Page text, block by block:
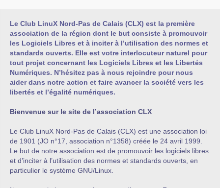
Le Club LinuX Nord-Pas de Calais (CLX) est la première
association de la région dont le but consiste à promouvoir
les Logiciels Libres et à inciter à l’utilisation des normes et
standards ouverts. Elle est votre interlocuteur naturel pour
tout projet concernant les Logiciels Libres et les Libertés
Numériques. N’hésitez pas à nous rejoindre pour nous
aider dans notre action et faire avancer la société vers les
libertés et l’égalité numériques.
Bienvenue sur le site de l’association CLX
Le Club LinuX Nord-Pas de Calais (CLX) est une association loi
de 1901 (JO n°17, association n°1358) créée le 24 avril 1999.
Le but de notre association est de promouvoir les logiciels libres
et d’inciter à l’utilisation des normes et standards ouverts, en
particulier le système GNU/Linux.